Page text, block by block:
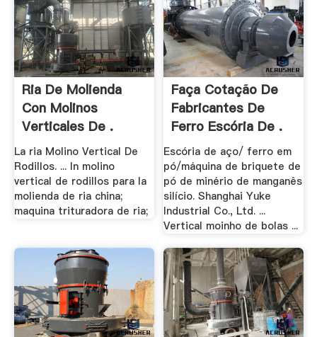
Ria De Molienda
Con Molinos
Verticales De .
La ria Molino Vertical De
Rodillos. ... ln molino
vertical de rodillos para la
molienda de ria china;
maquina trituradora de ria;
Faça Cotação De
Fabricantes De
Ferro Escória De .
Escória de aço/ ferro em
pó/máquina de briquete de
pó de minério de manganês
silício. Shanghai Yuke
Industrial Co., Ltd. ...
Vertical moinho de bolas ...